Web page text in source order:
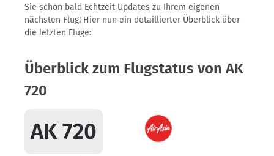
Sie schon bald Echtzeit Updates zu Ihrem eigenen
nächsten Flug! Hier nun ein detaillierter Überblick über
die letzten Flüge:
Überblick zum Flugstatus von AK
720
AK 720